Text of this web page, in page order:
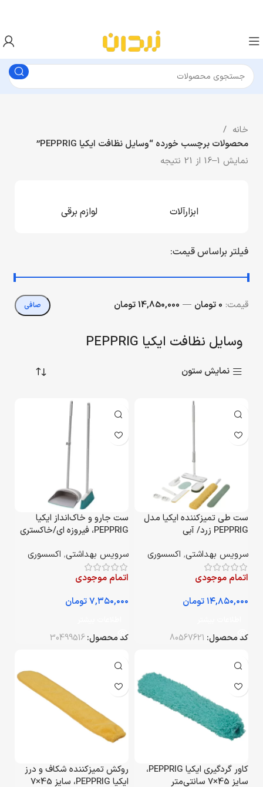
خانه
محصولات برچسب خورده “وسایل نظافت ایکیا PEPPRIG”
نمایش 1–16 از 21 نتیجه
ابزارآلات لوازم برقی
فیلتر براساس قیمت:
صافی قيمت: 0 تومان — 14,850,000 تومان
وسایل نظافت ایکیا PEPPRIG
نمایش ستون
ست طی تمیزکننده ایکیا مدل
PEPPRIG زرد/ آبی
سرویس بهداشتی, اکسسوری
اتمام موجودی
تومان
کد محصول: 80567621
ست جارو و خاک‌انداز ایکیا
PEPPRIG، فیروزه ای/خاکستری
سرویس بهداشتی, اکسسوری
اتمام موجودی
تومان
کد محصول:30499516
کاور گردگیری ایکیا PEPPRIG،
سایز 45×7 سانتی‌متر
روکش تمیزکننده شکاف و درز
ایکیا PEPPRIG، سایز 45×7